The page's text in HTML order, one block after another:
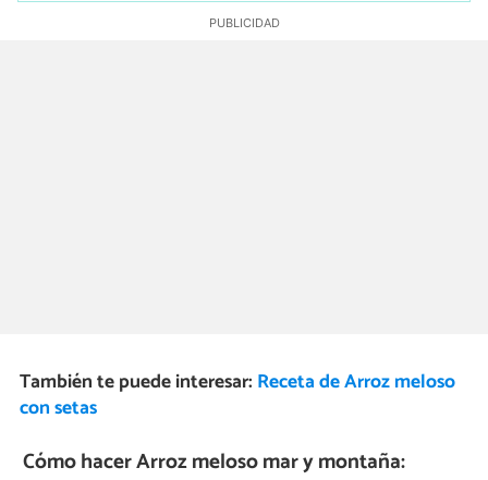
También te puede interesar: Receta de Arroz meloso
con setas
Cómo hacer Arroz meloso mar y montaña: